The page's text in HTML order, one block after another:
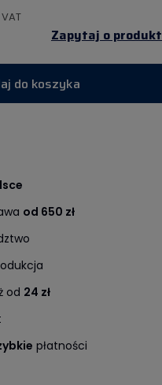
Zapytaj o produkt
do koszyka
od 650 zł
od 24 zł
płatności